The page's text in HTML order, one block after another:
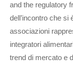
and the regulatory
dell’incontro che si
associazioni
integratori
trend di mercato e